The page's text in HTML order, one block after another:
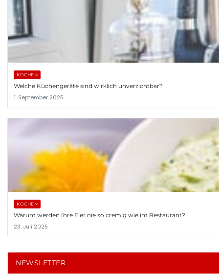
KOCHEN
Welche Küchengeräte sind wirklich unverzichtbar?
1. September 2025
KOCHEN
Warum werden Ihre Eier nie so cremig wie im Restaurant?
23. Juli 2025
NEWSLETTER